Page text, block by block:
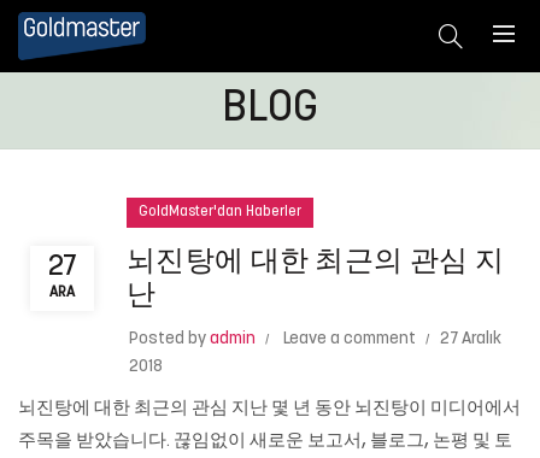
BLOG
27
ARA
GoldMaster'dan Haberler
뇌진탕에 대한 최근의 관심 지
난
Posted by admin Leave a comment
27 Aralık
2018
뇌진탕에 대한 최근의 관심 지난 몇 년 동안 뇌진탕이 미디어에서
주목을 받았습니다. 끊임없이 새로운 보고서, 블로그, 논평 및 토